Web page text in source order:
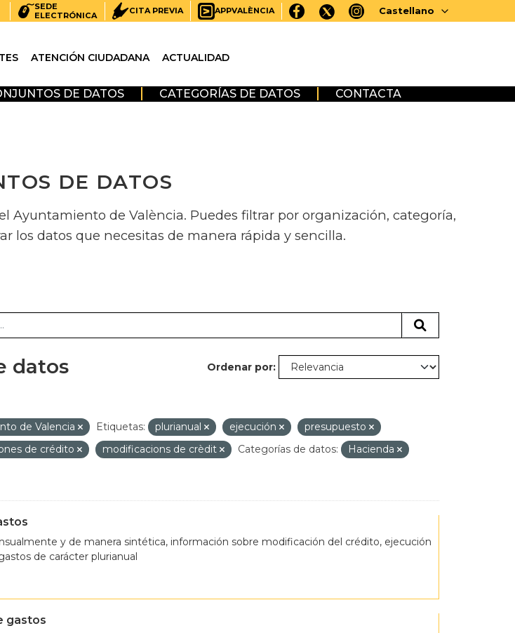
SEDE
ELECTRÓNICA
CITA PREVIA APPVALÈNCIA Castellano
ATENCIÓN CIUDADANA ACTUALIDAD
DE DATOS CATEGORÍAS DE DATOS CONTACTA
DE DATOS
Ayuntamiento de València. Puedes filtrar por organización, categoría,
los datos que necesitas de manera rápida y sencilla.
Ordenar por
datos
de Valencia Etiquetas: plurianual ejecución
presupuesto
de crédito modificacions de crèdit Categorías de datos:
Hacienda
y de manera sintética, información sobre modificación del crédito, ejecución
de carácter plurianual
gastos